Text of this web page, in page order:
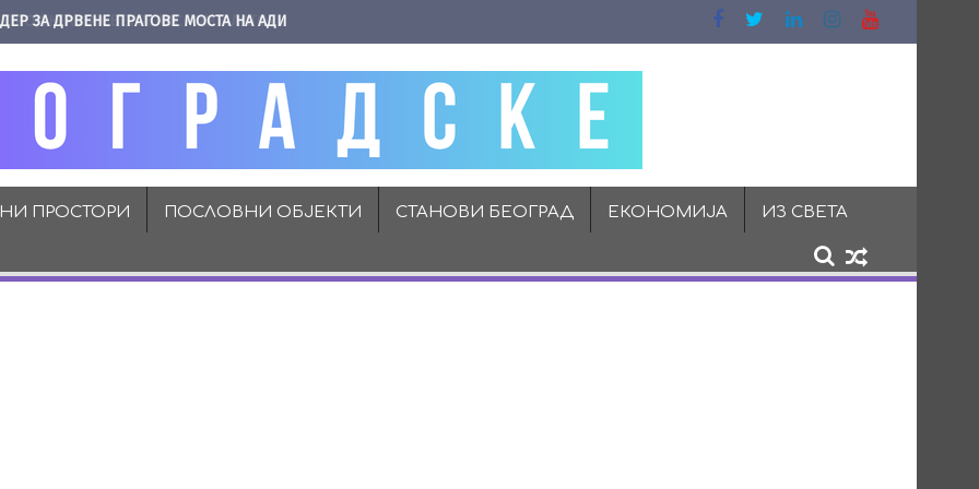
ЗА ДРВЕНЕ ПРАГОВЕ МОСТА НА АДИ
ПРОСТОРИ ПОСЛОВНИ ОБЈЕКТИ СТАНОВИ БЕОГРАД ЕКОНОМИЈА ИЗ СВЕТА